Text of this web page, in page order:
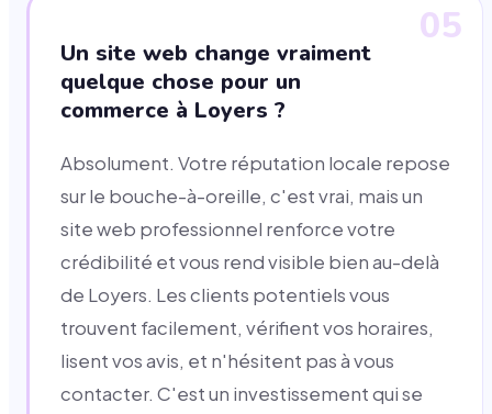
05
Un site web change vraiment
quelque chose pour un
commerce à Loyers ?
Absolument. Votre réputation locale repose
sur le bouche-à-oreille, c'est vrai, mais un
site web professionnel renforce votre
crédibilité et vous rend visible bien au-delà
de Loyers. Les clients potentiels vous
trouvent facilement, vérifient vos horaires,
lisent vos avis, et n'hésitent pas à vous
contacter. C'est un investissement qui se